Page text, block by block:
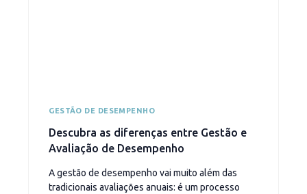
GESTÃO DE DESEMPENHO
Descubra as diferenças entre Gestão e
Avaliação de Desempenho
A gestão de desempenho vai muito além das
tradicionais avaliações anuais: é um processo